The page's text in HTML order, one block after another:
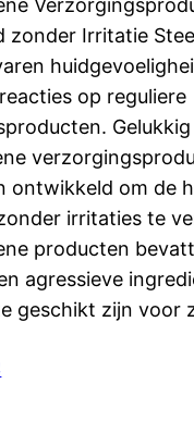
zonder Irritatie
op reguliere
ontwikkeld om de
irritaties te
producten
agressieve
geschikt zijn voor